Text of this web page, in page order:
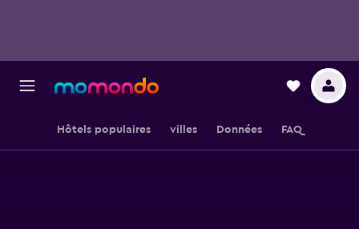
Hôtels populaires villes Données FAQ